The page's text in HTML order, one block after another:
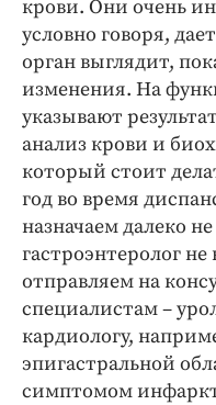
крови. Они очень
условно говоря,
орган выглядит,
изменения. На
указывают
анализ крови и
который стоит
год во время
назначаем далеко
гастроэнтеролог
отправляем на
специалистам –
кардиологу,
эпигастральной
симптомом